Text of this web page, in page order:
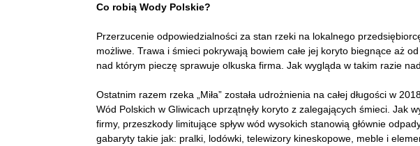
Co robią Wody Polskie?
Przerzucenie odpowiedzialności za stan rzeki na lokalnego
możliwe. Trawa i śmieci pokrywają bowiem całe jej koryto biegnące aż
nad którym pieczę sprawuje olkuska firma. Jak wygląda w takim razie
Ostatnim razem rzeka „Miła” została udrożnienia na całej długości w
Wód Polskich w Gliwicach uprzątnęły koryto z zalegających śmieci. Jak
firmy, przeszkody limitujące spływ wód wysokich stanowią głównie
gabaryty takie jak: pralki, lodówki, telewizory kineskopowe, meble i